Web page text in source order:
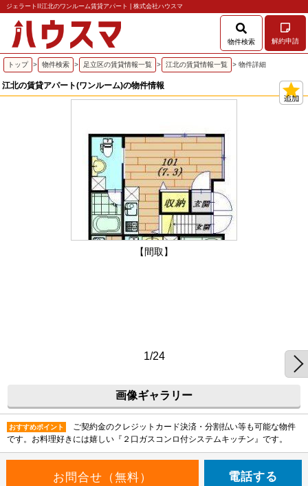
ジェラートII江北のワンルーム賃貸アパート | 株式会社ハウスマ
物件検索 解約申請
トップ > 物件検索 > 足立区の賃貸情報一覧 > 江北の賃貸情報一覧 > 物件詳細
江北の賃貸アパート(ワンルーム)の物件情報
【間取】
1/24
画像ギャラリー
おすすめポイント
ご契約金のクレジットカード決済・分割払い等も可能な物件
です。お料理好きには嬉しい『２口ガスコンロ付システムキッチン』です。
電話する